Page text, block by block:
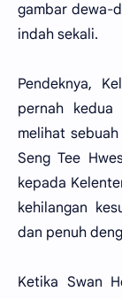
gambar dewa-
indah sekali.
Pendeknya,
pernah
melihat
Seng Tee
kepada
kehilangan
dan penuh
Ketika Swan